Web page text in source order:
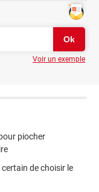
Voir un exemple
piocher
de choisir le